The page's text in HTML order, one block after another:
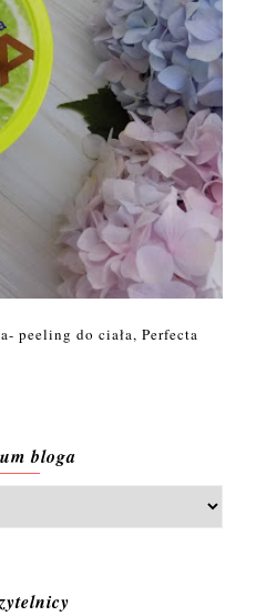
peeling do ciała, Perfecta
bloga